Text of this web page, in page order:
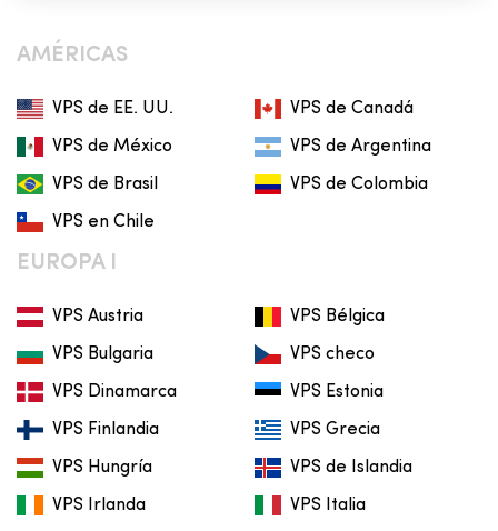
AMÉRICAS
VPS de EE. UU. VPS de Canadá
VPS de México VPS de Argentina
VPS de Brasil VPS de Colombia
VPS en Chile
EUROPA I
VPS Austria VPS Bélgica
VPS Bulgaria VPS checo
VPS Dinamarca VPS Estonia
VPS Finlandia VPS Grecia
VPS Hungría VPS de Islandia
VPS Irlanda VPS Italia